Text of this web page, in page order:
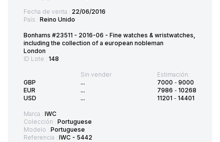
Fecha de venta : 22/06/2016
País : Reino Unido
Bonhams #23511 - 2016-06 - Fine watches & wristwatches,
including the collection of a european nobleman
London
ID Lote : 148
GBP
EUR
USD
Sin vender
...
...
...
Estimación:
7000 - 9000
7986 - 10268
11201 - 14401
Marca : IWC
Colección : Portuguese
Modelo : Portuguese
Referencia : IWC - 5442